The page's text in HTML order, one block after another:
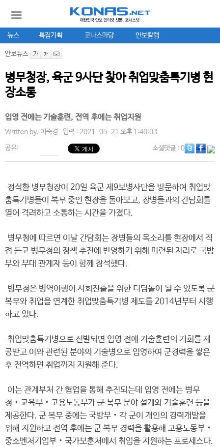
뉴스 특집기획 코나스마당 안보칼럼
안보뉴스
병무청장, 육군 9사단 찾아 취업맞춤특기병 현
장소통
입영 전에는 기술훈련, 전역 후에는 취업지원
Written by. 이숙경 입력 : 2021-05-21 오후 1:40:03
공유: 소셜댓글: 0
정석환 병무청장이 20일 육군 제9보병사단을 방문하여 취업맞
춤특기병들이 복무 중인 현장을 돌아보고, 장병들과의 간담회를
열어 격려하고 소통하는 시간을 가졌다.
병무청에 따르면 이날 간담회는 장병들의 목소리를 현장에서 직
접 듣고 병무청의 정책 추진에 반영하기 위해 마련된 자리로 국방
부와 부대 관계자 등이 함께 참석했다.
병무청은 병역이행이 사회진출을 위한 디딤돌이 될 수 있도록 군
복무와 취업을 연계한 취업맞춤특기병 제도를 2014년부터 시행
하고 있다.
취업맞춤특기병으로 선발되면 입영 전에 기술훈련의 기회를 제
공받고 이와 관련된 분야의 기술병으로 입영하여 군경력을 쌓은
후 전역하면 취업까지 지원해 준다.
이는 관계부처 간 협업을 통해 추진되는데 입영 전에는 병무
청‧교육부‧고용노동부가 군 복무 분야 설계와 기술훈련 등을
제공한다. 군 복무 중에는 국방부‧각 군이 개인의 경력개발을
위해 지원하고 전역 후에는 군 복무 경력을 활용해 고용노동부‧
중소벤처기업부‧국가보훈처에서 취업을 지원하는 프로세스다.